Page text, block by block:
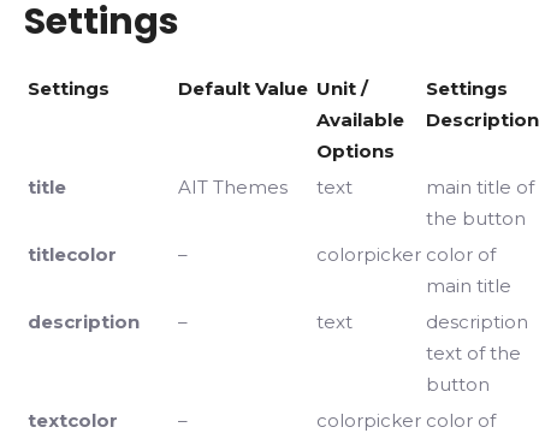
Settings
Settings Default Value Unit /
Available
Options
Settings
Description
title AIT Themes text
main title of
the button
titlecolor
– colorpicker color of
main title
description
– text
description
text of the
button
textcolor
– colorpicker color of